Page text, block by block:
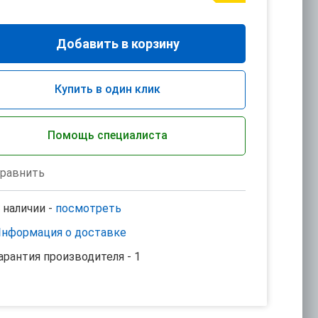
Добавить в корзину
Купить в один клик
Помощь специалиста
наличии - посмотреть
о доставке
производителя - 1